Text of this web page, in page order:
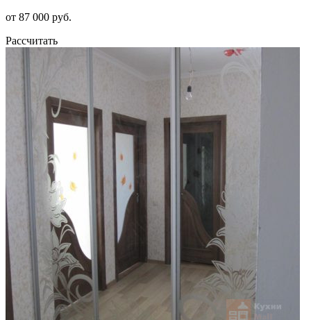
от 87 000 руб.
Рассчитать